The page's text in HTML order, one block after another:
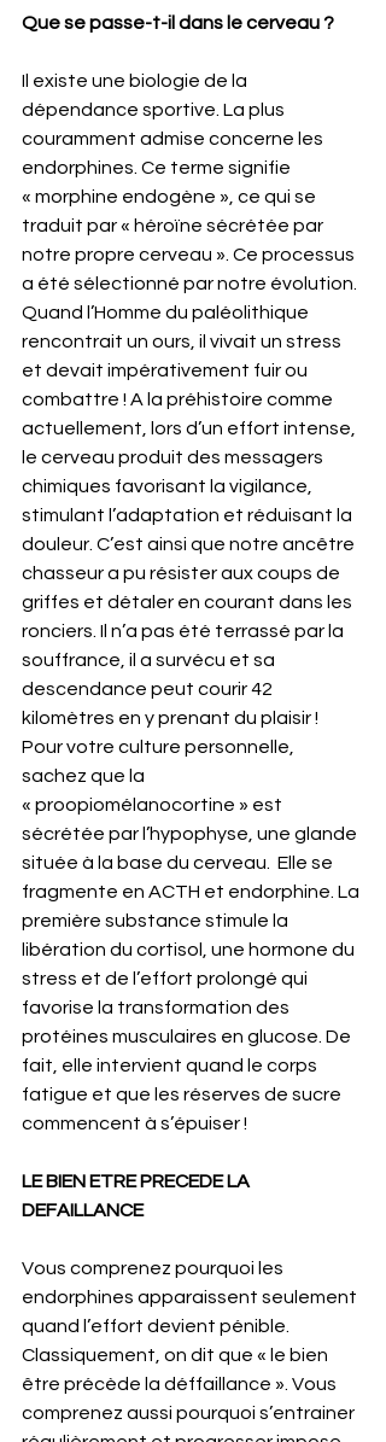
Que se passe-t-il dans le cerveau ?
Il existe une biologie de la
dépendance sportive. La plus
couramment admise concerne les
endorphines. Ce terme signifie
« morphine endogène », ce qui se
traduit par « héroïne sécrétée par
notre propre cerveau ». Ce processus
a été sélectionné par notre évolution.
Quand l’Homme du paléolithique
rencontrait un ours, il vivait un stress
et devait impérativement fuir ou
combattre ! A la préhistoire comme
actuellement, lors d’un effort intense,
le cerveau produit des messagers
chimiques favorisant la vigilance,
stimulant l’adaptation et réduisant la
douleur. C’est ainsi que notre ancêtre
chasseur a pu résister aux coups de
griffes et détaler en courant dans les
ronciers. Il n’a pas été terrassé par la
souffrance, il a survécu et sa
descendance peut courir 42
kilomètres en y prenant du plaisir !
Pour votre culture personnelle,
sachez que la
« proopiomélanocortine » est
sécrétée par l’hypophyse, une glande
située à la base du cerveau.  Elle se
fragmente en ACTH et endorphine. La
première substance stimule la
libération du cortisol, une hormone du
stress et de l’effort prolongé qui
favorise la transformation des
protéines musculaires en glucose. De
fait, elle intervient quand le corps
fatigue et que les réserves de sucre
commencent à s’épuiser !
LE BIEN ETRE PRECEDE LA
DEFAILLANCE
Vous comprenez pourquoi les
endorphines apparaissent seulement
quand l’effort devient pénible.
Classiquement, on dit que « le bien
être précède la déffaillance ». Vous
comprenez aussi pourquoi s’entrainer